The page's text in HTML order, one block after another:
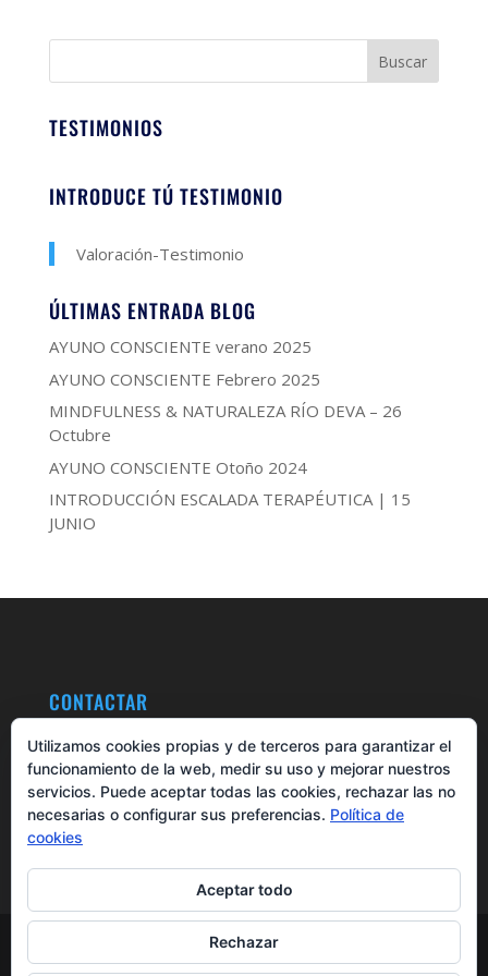
TESTIMONIOS
INTRODUCE TÚ TESTIMONIO
Valoración-Testimonio
ÚLTIMAS ENTRADA BLOG
AYUNO CONSCIENTE verano 2025
AYUNO CONSCIENTE Febrero 2025
MINDFULNESS & NATURALEZA RÍO DEVA – 26
Octubre
AYUNO CONSCIENTE Otoño 2024
INTRODUCCIÓN ESCALADA TERAPÉUTICA | 15
JUNIO
CONTACTAR
LAFUENTE MUNDONATURA
A Carreira, 9 – LUNEDA – 36887 A CAÑIZA
+34 608 23 23 10 | +34 986 65 50 60
lafuente@mundonatura.org
© LaFuente Mundonatura Salud Integral y
Bienestar. Wellness & Health House en Galicia |
Utilizamos cookies propias y de terceros para garantizar el
funcionamiento de la web, medir su uso y mejorar nuestros
servicios. Puede aceptar todas las cookies, rechazar las no
necesarias o configurar sus preferencias. Política de
cookies
Aceptar todo
Rechazar